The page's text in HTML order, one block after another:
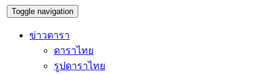
Toggle navigation
ข่าวดารา
ดาราไทย
รูปดาราไทย